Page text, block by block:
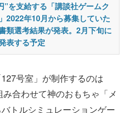
”を支給する「講談社ゲームク
2022年10月から募集していた
類選考結果が発表。2月下旬に
表する予定
号室」が制作するのは
合わせて神のおもちゃ「メ
トルシミュレーションゲー